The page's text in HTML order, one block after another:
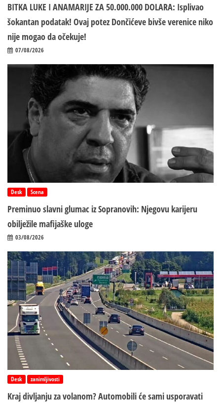
BITKA LUKE I ANAMARIJE ZA 50.000.000 DOLARA: Isplivao
šokantan podatak! Ovaj potez Dončićeve bivše verenice niko
nije mogao da očekuje!
07/08/2026
Desk Scena
Preminuo slavni glumac iz Sopranovih: Njegovu karijeru
obilježile mafijaške uloge
03/08/2026
Desk zanimljivosti
Kraj divljanju za volanom? Automobili će sami usporavati